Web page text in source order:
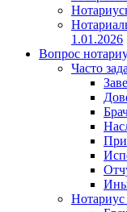
1.01.2026
Вопрос
Часто
Нотариус